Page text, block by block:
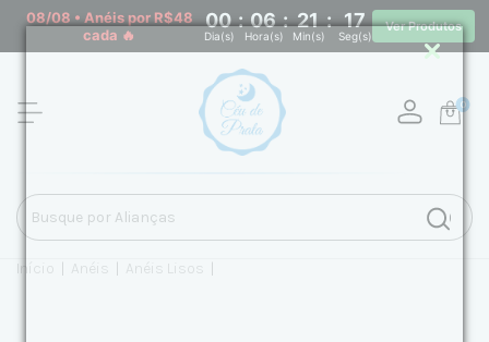
08/08 • Anéis por R$48
cada 🔥
00 : 06 : 21 : 16
Dia(s) Hora(s) Min(s) Seg(s)
Ver Produtos
0
Início Anéis Anéis Lisos